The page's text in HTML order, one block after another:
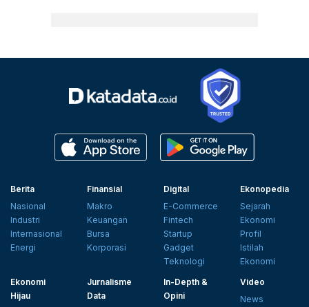
Berita
Nasional
Industri
Internasional
Energi
Finansial
Makro
Keuangan
Bursa
Korporasi
Digital
E-Commerce
Fintech
Startup
Gadget
Teknologi
Ekonopedia
Sejarah
Ekonomi
Profil
Istilah
Ekonomi
Ekonomi
Hijau
Jurnalisme
Data
In-Depth &
Opini
Video
News